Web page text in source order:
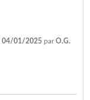
04/01/2025 parO.G.